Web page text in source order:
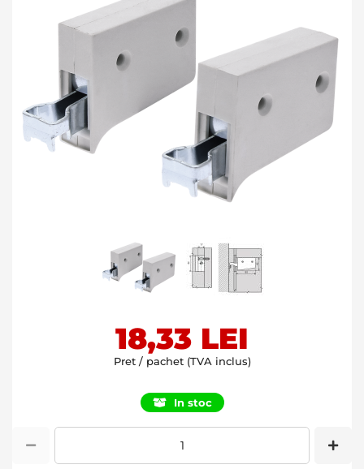
18,33 LEI
Pret / pachet (TVA inclus)
In stoc